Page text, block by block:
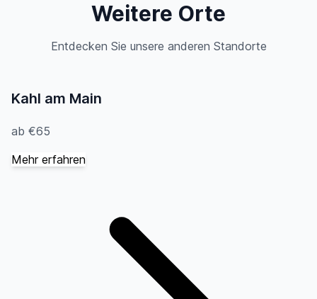
Weitere Orte
Entdecken Sie unsere anderen Standorte
Kahl am Main
ab €65
Mehr erfahren